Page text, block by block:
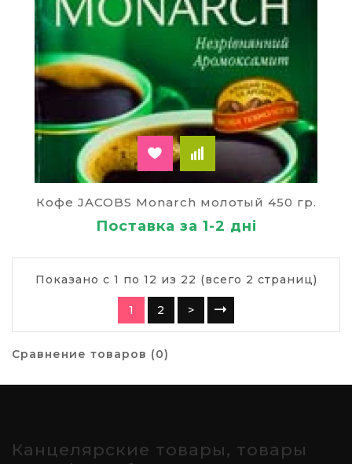
Кофе JACOBS Monarch молотый 450 гр.
Поставка за 1-2 дні
Показано с 1 по 12 из 22 (всего 2 страниц)
1 2 >
Сравнение товаров (0)
Канцелярские товары, товары